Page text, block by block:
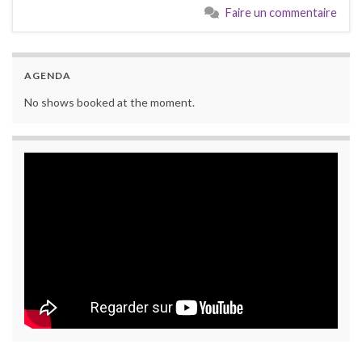
Faire un commentaire
AGENDA
No shows booked at the moment.